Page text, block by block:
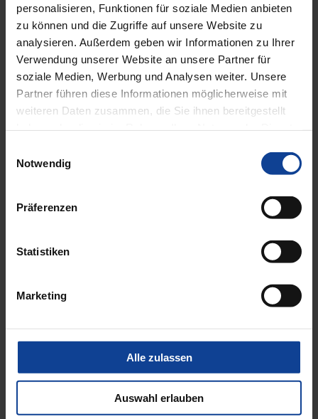
personalisieren, Funktionen für soziale Medien anbieten
zu können und die Zugriffe auf unsere Website zu
analysieren. Außerdem geben wir Informationen zu Ihrer
Verwendung unserer Website an unsere Partner für
soziale Medien, Werbung und Analysen weiter. Unsere
Partner führen diese Informationen möglicherweise mit
weiteren Daten zusammen, die Sie ihnen bereitgestellt
Notwendig
Präferenzen
Statistiken
Marketing
Alle zulassen
Auswahl erlauben
WEITERE INFORMATIONEN ZU
AUSSTATTUNGSEXTRAS FENSTER-
MARKISEN
WEITERE INFORMATIONEN ZU
STOFFQUALITÄTEN
Das könnte Sie auch interessieren